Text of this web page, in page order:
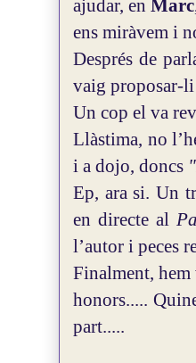
ajudar, enMarc
ens miràvem i
Després de
vaig proposar-li
Un cop el va
Llàstima, no
i a dojo, doncs
Ep, ara si. Un
en directe al
l’autor i peces
Finalment,
honors.....
part.....